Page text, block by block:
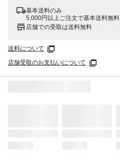
基本送料のみ
5,000円以上ご注文で基本送料無料
店舗での受取は送料無料
送料について
店舗受取のお支払いについて